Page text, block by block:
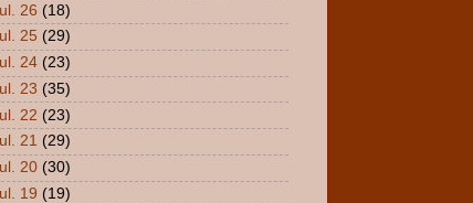
26 (18)
25 (29)
24 (23)
23 (35)
22 (23)
21 (29)
20 (30)
19 (19)